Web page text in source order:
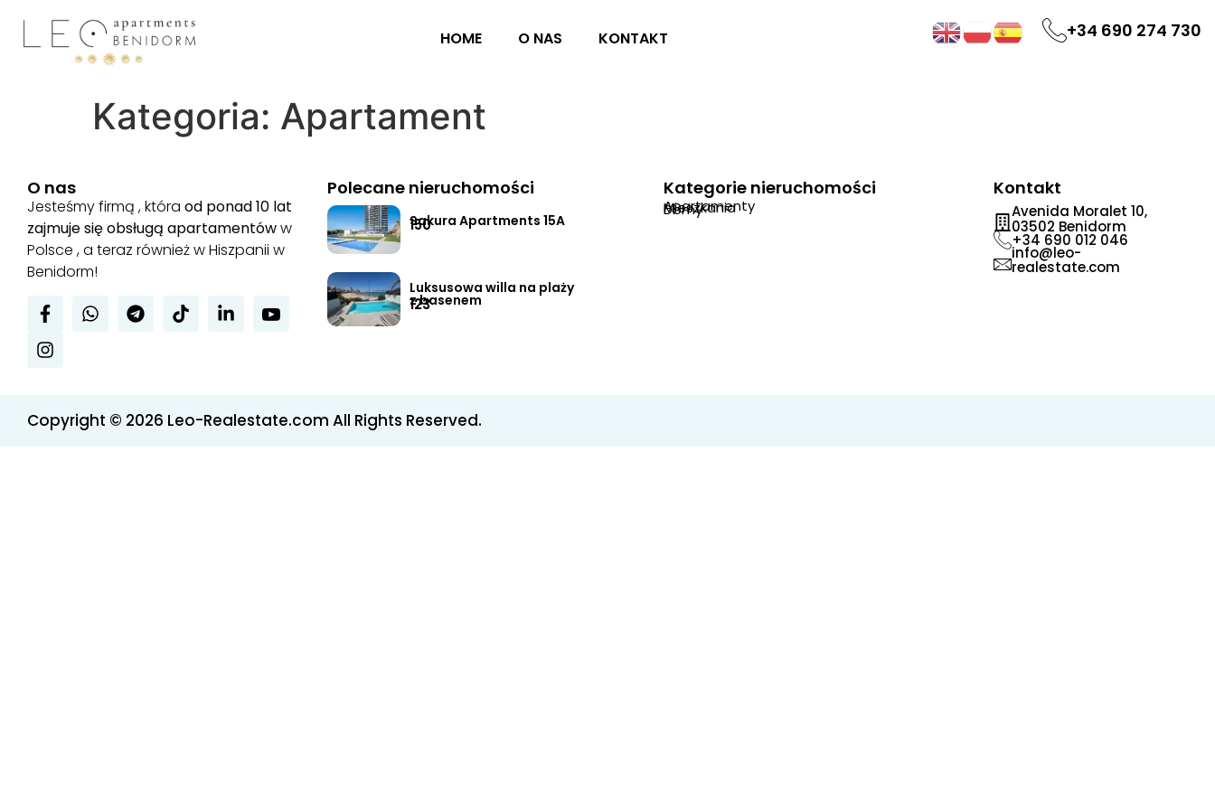
HOME O NAS KONTAKT +34 690 274 730
Kategoria: Apartament
O nas
Jesteśmy firmą , która od ponad 10 lat
zajmuje się obsługą apartamentóww
Polsce , a teraz również w Hiszpanii w
Benidorm!
Polecane nieruchomości
Sakura Apartments 15A
150
Luksusowa willa na plaży
z basenem
123
Kategorie nieruchomości
Apartamenty
Mieszkania
Domy
Kontakt
Avenida Moralet 10,
03502 Benidorm
+34 690 012 046
info@leo-
realestate.com
Copyright © 2026 Leo-Realestate.com All Rights Reserved.